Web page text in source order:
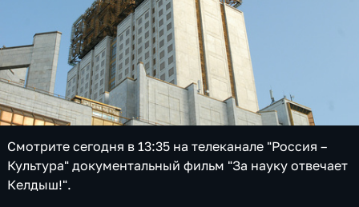
Смотрите сегодня в 13:35 на телеканале "Россия –
Культура" документальный фильм "За науку отвечает
Келдыш!".